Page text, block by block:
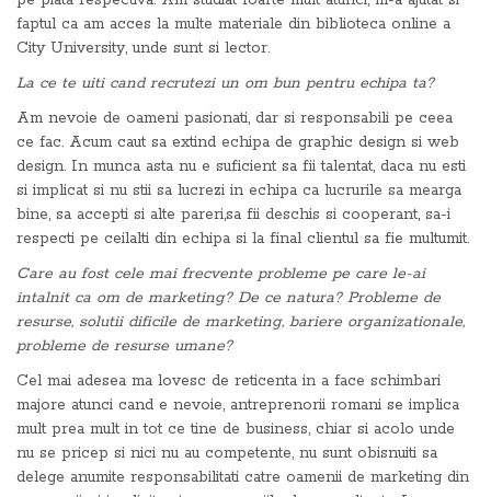
faptul ca am acces la multe materiale din biblioteca online a
City University, unde sunt si lector.
La ce te uiti cand recrutezi un om bun pentru echipa ta?
Am nevoie de oameni pasionati, dar si responsabili pe ceea
ce fac. Acum caut sa extind echipa de graphic design si web
design. In munca asta nu e suficient sa fii talentat, daca nu esti
si implicat si nu stii sa lucrezi in echipa ca lucrurile sa mearga
bine, sa accepti si alte pareri,sa fii deschis si cooperant, sa-i
respecti pe ceilalti din echipa si la final clientul sa fie multumit.
Care au fost cele mai frecvente probleme pe care le-ai
intalnit ca om de marketing? De ce natura? Probleme de
resurse, solutii dificile de marketing, bariere organizationale,
probleme de resurse umane?
Cel mai adesea ma lovesc de reticenta in a face schimbari
majore atunci cand e nevoie, antreprenorii romani se implica
mult prea mult in tot ce tine de business, chiar si acolo unde
nu se pricep si nici nu au competente, nu sunt obisnuiti sa
delege anumite responsabilitati catre oamenii de marketing din